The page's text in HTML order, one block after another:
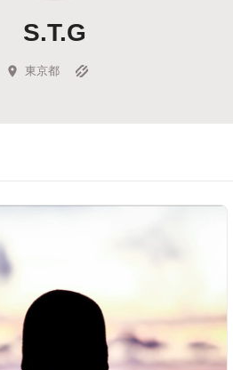
Feature
キュレーターから探す
S.T.G
東京都